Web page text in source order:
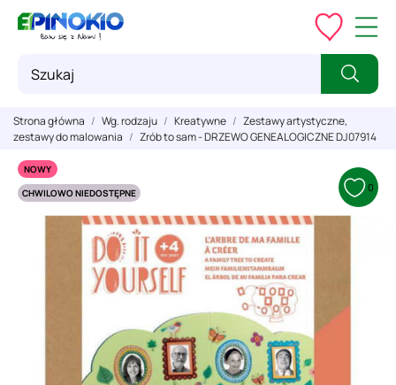
Strona główna Wg. rodzaju Kreatywne
Zestawy artystyczne,
zestawy do malowania
Zrób to sam - DRZEWO GENEALOGICZNE DJ07914
NOWY
CHWILOWO NIEDOSTĘPNE
0